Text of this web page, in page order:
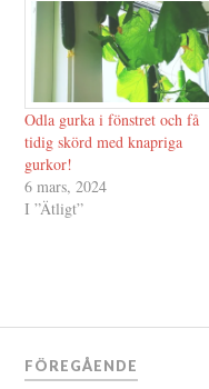
Odla gurka i fönstret och få
tidig skörd med knapriga
gurkor!
6 mars, 2024
I ”Ätligt”
FÖREGÅENDE